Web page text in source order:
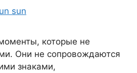
sun
которые не
Они не сопровождаются
знаками,